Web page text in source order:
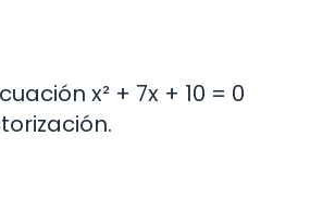
x² + 7x + 10 = 0